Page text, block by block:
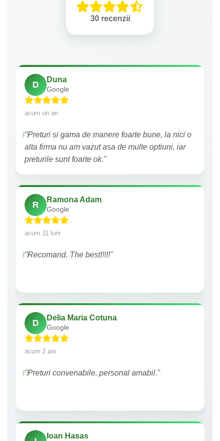
30 recenzii
D
Duna
Google
acum un an
"Preturi si gama de manere foarte bune, la nici o
alta firma nu am vazut asa de multe optiuni, iar
preturile sunt foarte ok."
R
Ramona Adam
Google
acum 11 luni
"Recomand. The best!!!!!"
D
Delia Maria Cotuna
Google
acum 2 ani
"Preturi convenabile, personal amabil."
Ioan Hasas